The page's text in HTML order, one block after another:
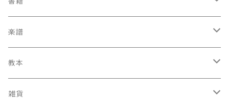
鍋島元子関連CD
中古CD
中古LP
鍋島元子関連LP
古楽以外
中古LP
古楽関係
中古本
新古本
古楽以外
中古本
中古本
楽譜
古楽関係
スコア
古楽以外
教本
古楽関係
雑貨